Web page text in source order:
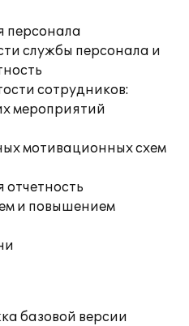
персонала
службы персонала и
сотрудников:
мероприятий
мотивационных схем
и повышением
базовой версии